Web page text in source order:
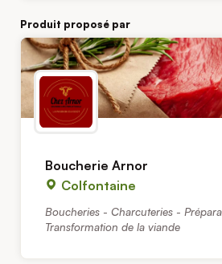
Produit proposé par
Boucherie Arnor
Colfontaine
Boucheries - Charcuteries -
Transformation de la viande